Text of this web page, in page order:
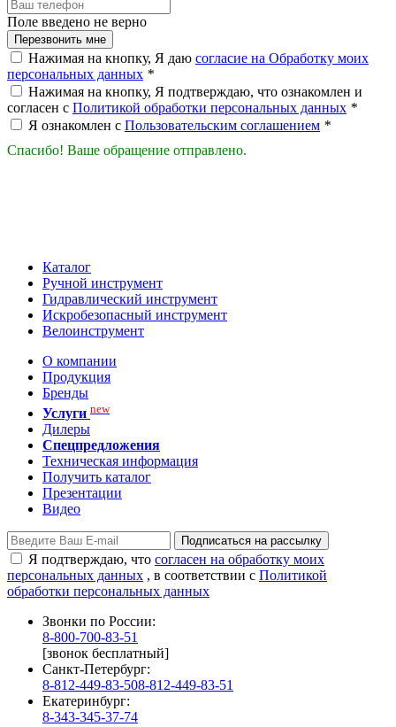
Поле введено не верно
Перезвонить мне
Нажимая на кнопку, Я даю согласие на Обработку моих
персональных данных *
Нажимая на кнопку, Я подтверждаю, что ознакомлен и
согласен с Политикой обработки персональных данных *
Я ознакомлен с Пользовательским соглашением *
Спасибо! Ваше обращение отправлено.
Каталог
Ручной инструмент
Гидравлический инструмент
Искробезопасный инструмент
Велоинструмент
О компании
Продукция
Бренды
Услуги new
Дилеры
Спецпредложения
Техническая информация
Получить каталог
Презентации
Видео
Подписаться на рассылку
Я подтверждаю, что согласен на обработку моих
персональных данных , в соответствии с Политикой
обработки персональных данных
Звонки по России:
8-800-700-83-51
[звонок бесплатный]
Санкт-Петербург:
8-812-449-83-508-812-449-83-51
Екатеринбург:
8-343-345-37-74